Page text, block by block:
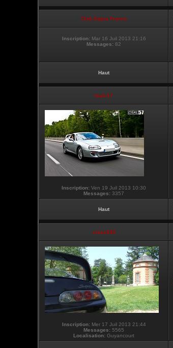
Club Supra France
Inscription: Mar 16 Juil 2013 21:16
Messages: 82
Haut
touti-17
Inscription: Ven 19 Juil 2013 10:30
Messages: 3357
Haut
vmax330
Inscription:Mer 17 Juil 2013 21:44
Messages: 5565
Localisation: Guyancourt